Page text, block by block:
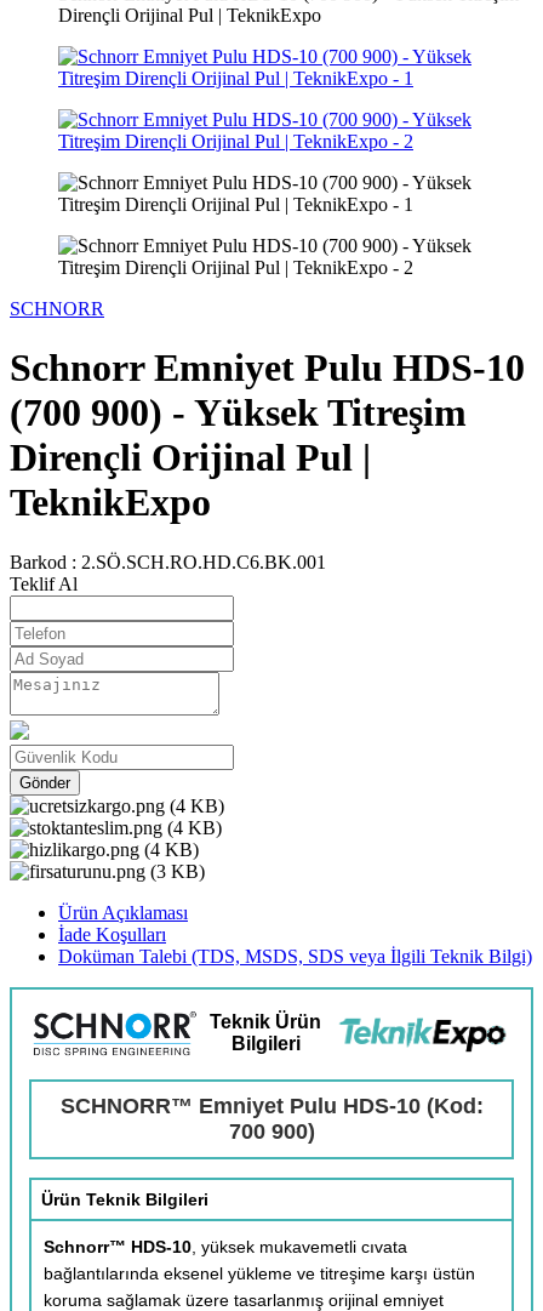
Dirençli Orijinal Pul | TeknikExpo
SCHNORR
Schnorr Emniyet Pulu HDS-10
(700 900) - Yüksek Titreşim
Dirençli Orijinal Pul |
TeknikExpo
Barkod : 2.SÖ.SCH.RO.HD.C6.BK.001
Teklif Al
Gönder
Ürün Açıklaması
İade Koşulları
Doküman Talebi (TDS, MSDS, SDS veya İlgili Teknik Bilgi)
Teknik Ürün
Bilgileri
SCHNORR™ Emniyet Pulu HDS-10 (Kod:
700 900)
Ürün Teknik Bilgileri
Schnorr™ HDS-10 , yüksek mukavemetli cıvata
bağlantılarında eksenel yükleme ve titreşime karşı üstün
koruma sağlamak üzere tasarlanmış orijinal emniyet